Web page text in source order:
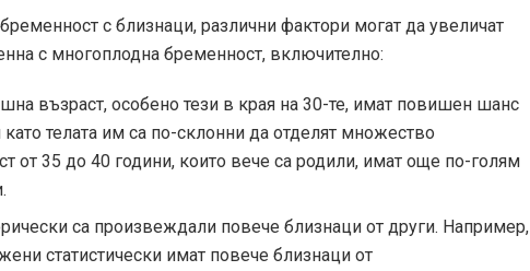
с близнаци, различни фактори могат да увеличат
с многоплодна бременност, включително:
възраст, особено тези в края на 30-те, имат повишен шанс
телата им са по-склонни да отделят множество
от 35 до 40 години, които вече са родили, имат още по-голям
са произвеждали повече близнаци от други. Например,
статистически имат повече близнаци от